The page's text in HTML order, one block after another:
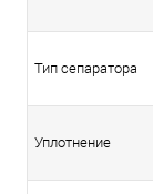
Тип сепаратора
Уплотнение